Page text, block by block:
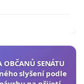
OBČANŮ SENÁTU
slyšení podle